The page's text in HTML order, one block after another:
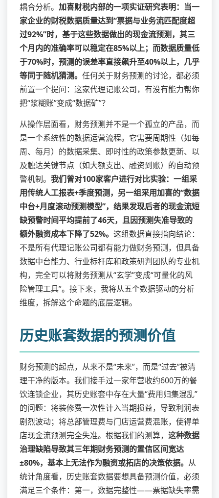
耦合分析。 加喜财税内部的一项实证研究表明：当一
家企业的财税数据质量达到“票据与业务流匹配度超
过92%”时，基于这些数据做出的现金流预测，其三
个月内的准确率可以稳定在85%以上；而数据质量低
于70%时，预测的误差率直接飙升至40%以上，几乎
等同于随机猜测。 任何关于财务预测的讨论，都必须
前置一个提问：这家代理记账公司，有没有能力帮你
把“浆糊账”变成“数据矿”？
从操作层面看，财务预测并不是一个孤立的产品，而
是一个系统性的数据运营流程。它需要周期性（如每
周、每月）的数据采集、即时性的政策参数更新、以
及触达关键节点（如大额支出、融资到账）的自动预
警机制。 我们曾对100家客户进行对比实验：一组采
用传统人工报表+季度预测，另一组采用加喜的“数据
中台+月度滚动预测模型”，结果发现后者的现金流短
缺预警时间平均提前了46天，且因预测失准导致的
额外融资成本下降了52%。 这组数据直接指向结论：
不是所有代理记账公司都有能力做财务预测，但具备
数据中台能力、行业标杆库和政策研判团队的专业机
构，完全可以将财务预测从“玄学”变成“可量化的风
险管理工具”。接下来，我将从五个数据驱动的分析
维度，拆解这个命题的底层逻辑。
历史账套数据的预测价值
财务预测的起点，从来不是“未来”，而是“过去”被清
理干净的版本。我们接手过一家年营收约600万的餐
饮连锁企业，其历史账套中存在大量“费用归集混乱”
的问题：将装修费一次性计入当期损益，导致利润表
剧烈波动；将总部管理费与门店运营费混账，使得单
店现金流预测完全失准。根据我们的测算， 这种数据
治理缺陷导致其三年期财务预测的置信区间宽达
±80%，基本上无法作为融资或拓店的决策依据。 从
统计角度看，历史账套数据要想具备预测价值，必须
满足三个条件：第一，数据完整性——票据缺失率需